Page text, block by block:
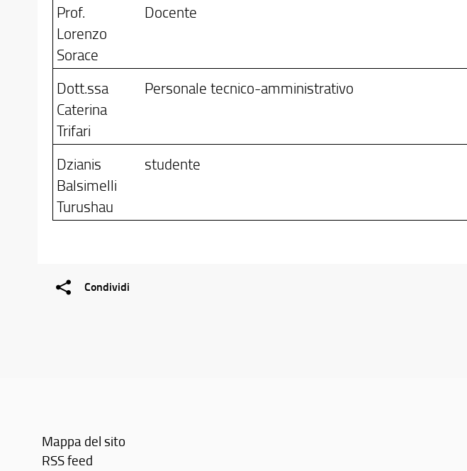
Prof.
Lorenzo
Sorace
Docente
Dott.ssa
Caterina
Trifari
Personale tecnico-amministrativo
Dzianis
Balsimelli
Turushau
studente
Condividi
Mappa del sito
RSS feed